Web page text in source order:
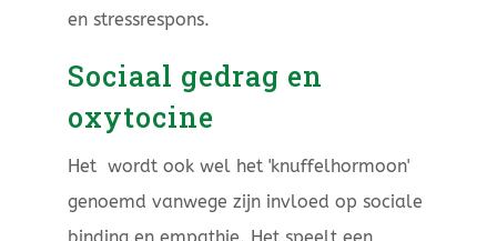
en stressrespons.
Sociaal gedrag en
oxytocine
Het wordt ook wel het 'knuffelhormoon'
genoemd vanwege zijn invloed op sociale
binding en empathie. Het speelt een